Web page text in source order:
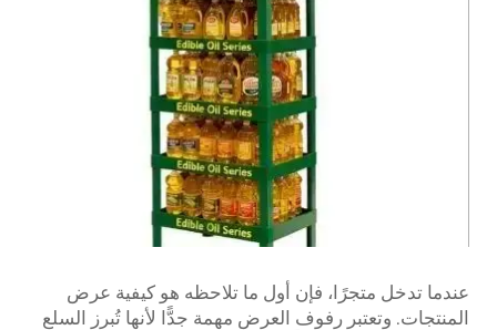
عندما تدخل متجرًا، فإن أول ما تلاحظه هو كيفية عرض
المنتجات. وتعتبر رفوف العرض مهمة جدًّا لأنها تُبرز السلع